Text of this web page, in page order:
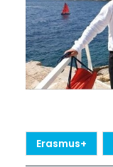
Erasmus+